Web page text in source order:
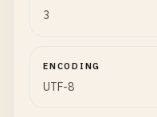
3
ENCODING
UTF-8